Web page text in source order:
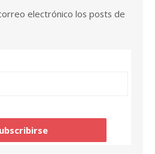
electrónico los posts de